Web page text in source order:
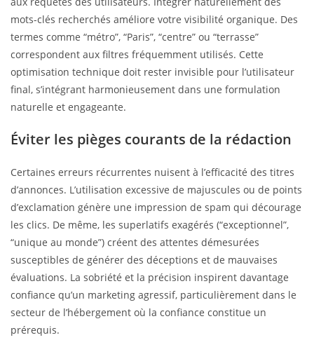
mots-clés recherchés améliore votre visibilité organique. Des
termes comme “métro”, “Paris”, “centre” ou “terrasse”
correspondent aux filtres fréquemment utilisés. Cette
optimisation technique doit rester invisible pour l’utilisateur
final, s’intégrant harmonieusement dans une formulation
naturelle et engageante.
Éviter les pièges courants de la rédaction
Certaines erreurs récurrentes nuisent à l’efficacité des titres
d’annonces. L’utilisation excessive de majuscules ou de points
d’exclamation génère une impression de spam qui décourage
les clics. De même, les superlatifs exagérés (“exceptionnel”,
“unique au monde”) créent des attentes démesurées
susceptibles de générer des déceptions et de mauvaises
évaluations. La sobriété et la précision inspirent davantage
confiance qu’un marketing agressif, particulièrement dans le
secteur de l’hébergement où la confiance constitue un
prérequis.